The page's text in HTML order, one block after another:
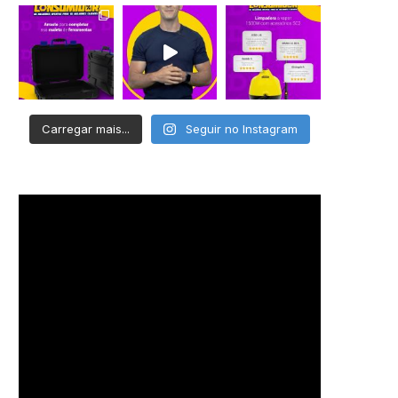
Carregar mais... Seguir no Instagram